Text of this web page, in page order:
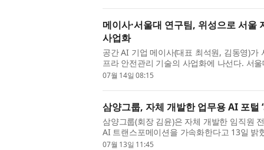
메이사·서울대 연구팀, 위성으로 서
사업화
공간 AI 기업 메이사(대표 최석원, 김동영)
프라 안전관리 기술의 사업화에 나선다. 서
AI·사업화 역량을 결합해 연구실 기술을 실
07월 14일 08:15
삼양그룹, 자체 개발한 업무용 AI 포털
삼양그룹(회장 김윤)은 자체 개발한 임직원
AI 트랜스포메이션을 가속화한다고 13일
AI 서비스 ‘SAMI 1.0’의 업그레이드 버전이
07월 13일 11:45